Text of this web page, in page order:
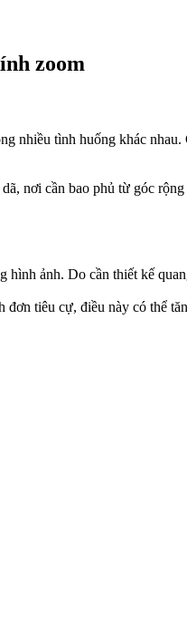
zoom
nhiều tình huống khác
nơi cần bao phủ từ góc
ảnh. Do cần thiết kế
tiêu cự, điều này có thể